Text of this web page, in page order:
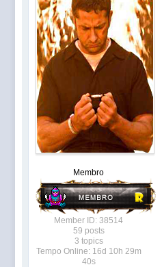
Membro
Member ID: 38514
59 posts
3 topics
Tempo Online: 16d 10h 29m
40s